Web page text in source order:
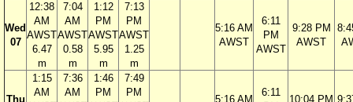
Wed
07
12:38
AM
AWST
6.47
m
7:04
AM
AWST
0.58
m
1:12
PM
AWST
5.95
m
7:13
PM
AWST
1.25
m
5:16 AM
AWST
6:11
PM
AWST
9:28 PM
AWST
Thu
1:15
AM
7:36
AM
1:46
PM
7:49
PM
5:16 AM
6:11
10:04 PM